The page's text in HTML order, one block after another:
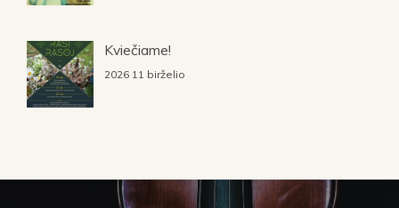
Kviečiame!
2026 11 birželio